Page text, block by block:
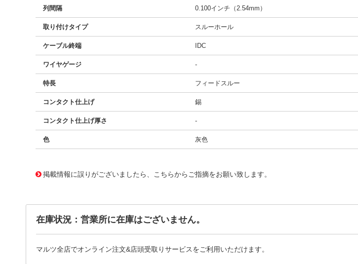
列間隔 0.100インチ（2.54mm）
取り付けタイプ スルーホール
ケーブル終端 IDC
ワイヤゲージ -
特長 フィードスルー
コンタクト仕上げ 錫
コンタクト仕上げ厚さ -
色 灰色
掲載情報に誤りがございましたら、こちらからご指摘をお願い致します。
在庫状況：営業所に在庫はございません。
マルツ全店でオンライン注文&店頭受取りサービスをご利用いただけます。